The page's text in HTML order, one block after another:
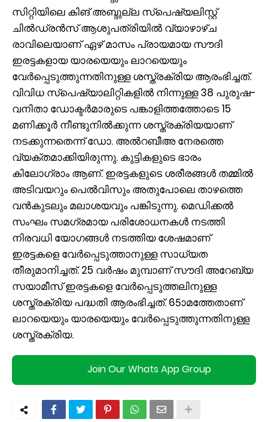
സിറ്റിയിലെ കിങ് അബ്ദുല്ല സ്പെഷ്യലിസ്റ്റ്
ചിൽഡ്രൻസ് ആശുപത്രിയിൽ വ്യാഴാഴ്ച
രാവിലെയാണ് ഏഴ് മാസം പ്രായമായ സൗദി
ഇരട്ടകളായ യാരയെയും ലാറയെയും
വേർപ്പെടുത്തുന്നതിനുള്ള ശസ്ത്രക്രിയ ആരംഭിച്ചത്.
വിവിധ സ്പെഷ്യാലിറ്റികളിൽ നിന്നുള്ള 38 പുരുഷ-
വനിതാ ഡോക്ടർമാരുടെ പങ്കാളിത്തത്തോടെ 15
മണിക്കൂർ നീണ്ടുനിൽക്കുന്ന ശസ്ത്രക്രിയയാണ്
നടക്കുന്നതെന്ന് ഡോ. അൽറബീഅ നേരത്തെ
വ്യക്തമാക്കിയിരുന്നു. കുട്ടികളുടെ ഭാരം
കിലോഗ്രാം ആണ്. ഇരട്ടകളുടെ ശരീരങ്ങൾ തമ്മിൽ
അടിവയറും പെൽവിസും അതുപോലെ താഴത്തെ
വൻകുടലും മലാശയവും പങ്കിടുന്നു. മെഡിക്കൽ
സംഘം സമഗ്രമായ പരിശോധനകൾ നടത്തി
നിരവധി യോഗങ്ങൾ നടത്തിയ ശേഷമാണ്
ഇരട്ടകളെ വേർപ്പെടുത്താനുള്ള സാധ്യത
തീരുമാനിച്ചത്. 25 വർഷം മുമ്പാണ് സൗദി അറേബ്യ
സയാമീസ് ഇരട്ടകളെ വേർപ്പെടുത്തലിനുള്ള
ശസ്ത്രക്രിയ പദ്ധതി ആരംഭിച്ചത്. 65ാമത്തേതാണ്
ലാറയെയും യാരയെയും വേർപ്പെടുത്തുന്നതിനുള്ള
ശസ്ത്രക്രിയ.
Join Our Whats App Group